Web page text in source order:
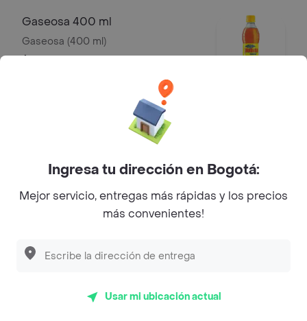
Gaseosa 400 ml
Gaseosa (400 ml)
$ 5000
$ 8500
Mr Tea limón (500 ml)
$ 5000
Ingresa tu dirección en Bogotá:
Mejor servicio, entregas más rápidas y los precios
más convenientes!
Usar mi ubicación actual